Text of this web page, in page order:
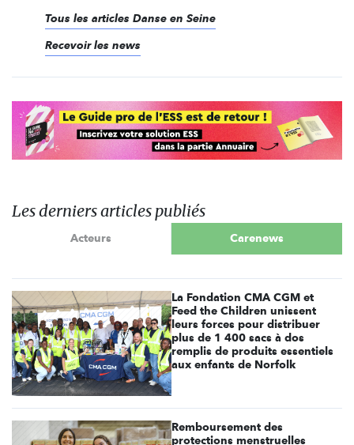
Tous les articles Danse en Seine
Recevoir les news
Les derniers articles publiés
Acteurs Carenews
La Fondation CMA CGM et
Feed the Children unissent
leurs forces pour distribuer
plus de 1 400 sacs à dos
remplis de produits essentiels
aux enfants de Norfolk
Remboursement des
protections menstruelles